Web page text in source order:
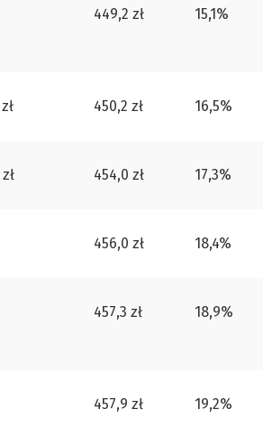
449,2 zł 15,1%
450,2 zł 16,5%
454,0 zł 17,3%
456,0 zł 18,4%
457,3 zł 18,9%
457,9 zł 19,2%